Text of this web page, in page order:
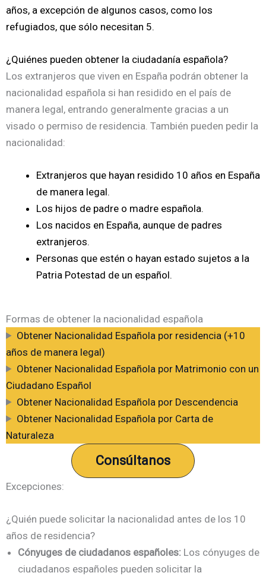
años, a excepción de algunos casos, como los
refugiados, que sólo necesitan 5.
¿Quiénes pueden obtener la ciudadanía española?
Los extranjeros que viven en España podrán obtener la
nacionalidad española si han residido en el país de
manera legal, entrando generalmente gracias a un
visado o permiso de residencia. También pueden pedir la
nacionalidad:
Extranjeros que hayan residido 10 años en España
de manera legal.
Los hijos de padre o madre española.
Los nacidos en España, aunque de padres
extranjeros.
Personas que estén o hayan estado sujetos a la
Patria Potestad de un español.
Formas de obtener la nacionalidad española
Obtener Nacionalidad Española por residencia (+10
años de manera legal)
Obtener Nacionalidad Española por Matrimonio con un
Ciudadano Español
Obtener Nacionalidad Española por Descendencia
Obtener Nacionalidad Española por Carta de
Naturaleza
Consúltanos
Excepciones:​
¿Quién puede solicitar la nacionalidad antes de los 10
años de residencia?​
Cónyuges de ciudadanos españoles: Los cónyuges de
ciudadanos españoles pueden solicitar la